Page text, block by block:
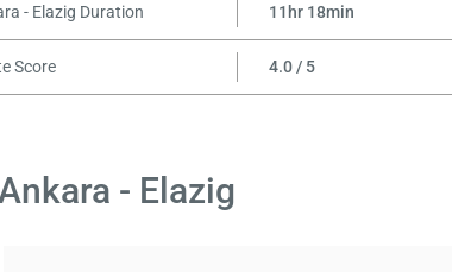
- Elazig Duration 11hr 18min
Score 4.0 / 5
- Elazig